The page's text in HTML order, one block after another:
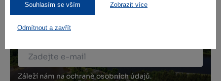
Souhlasím se vším Zobrazit více
Odmítnout a zavřít
Přihlaste se k odběru našeho newsletteru
Záleží nám na ochraně osobních údajů.